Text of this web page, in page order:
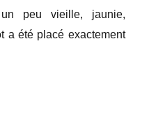
peu vieille, jaunie,
a été placé exactement